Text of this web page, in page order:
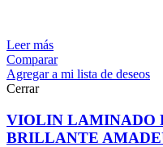
Leer más
Comparar
Agregar a mi lista de deseos
Cerrar
VIOLIN LAMINADO
BRILLANTE